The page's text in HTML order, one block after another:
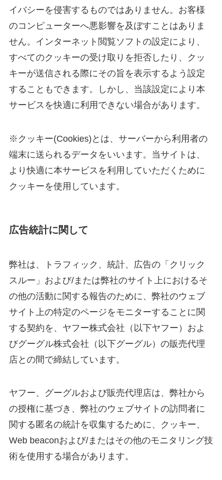
イバシーを侵害するものではありません。お客様
のコンピューターへ悪影響を及ぼすことはありま
せん。インターネット閲覧ソフトの設定により、
すべてのクッキーの受け取りを拒否したり、クッ
キーが送信される際にその旨を表示するよう設定
することもできます。しかし、当該設定により本
サービスを快適に利用できない場合があります。
※クッキー(Cookies)とは、サーバーから利用者の
端末に送られるデータをいいます。当サイトは、
より快適に本サービスを利用していただくために
クッキーを使用しています。
広告統計に関して
弊社は、トラフィック、統計、広告の「クリック
スルー」および/または弊社のサイト上におけるそ
の他の活動に関する報告のために、弊社のウェブ
サイト上の特定のページをモニターすることに関
する契約を、ヤフー株式会社（以下ヤフー）およ
びグーグル株式会社（以下グーグル）の販売代理
店との間で締結しています。
ヤフー、グーグルおよび販売代理店は、弊社から
の授権に基づき、弊社のウェブサイトの訪問者に
関する匿名の統計を収集するために、クッキー、
Web beaconおよび/またはその他のモニタリング技
術を使用する場合があります。